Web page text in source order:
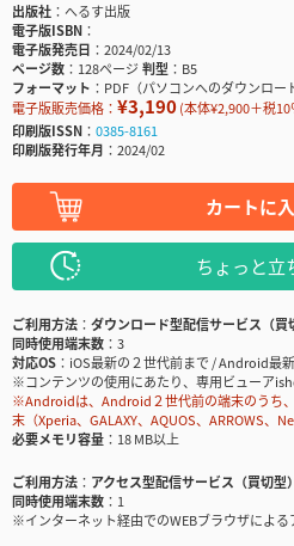
出版社
へるす出版
電子版ISBN
電子版発売日
2024/02/13
ページ数
128ページ判型
B5
フォーマット
PDF（パソコンへのダウンロー
電子版販売価格： ¥3,190(本体¥2,900＋税10
印刷版ISSN
0385-8161
印刷版発行年月
2024/02
カートに
ちょっと立
ご利用方法
ダウンロード型配信サービス（買
同時使用端末数
3
対応OS
iOS最新の２世代前まで / Android最
※コンテンツの使用にあたり、専用ビューア
※Androidは、Android２世代前の端末のうち
末（Xperia、GALAXY、AQUOS、ARROWS、
必要メモリ容量
18 MB以上
ご利用方法
アクセス型配信サービス（買切型）
同時使用端末数
1
※インターネット経由でのWEBブラウザによる